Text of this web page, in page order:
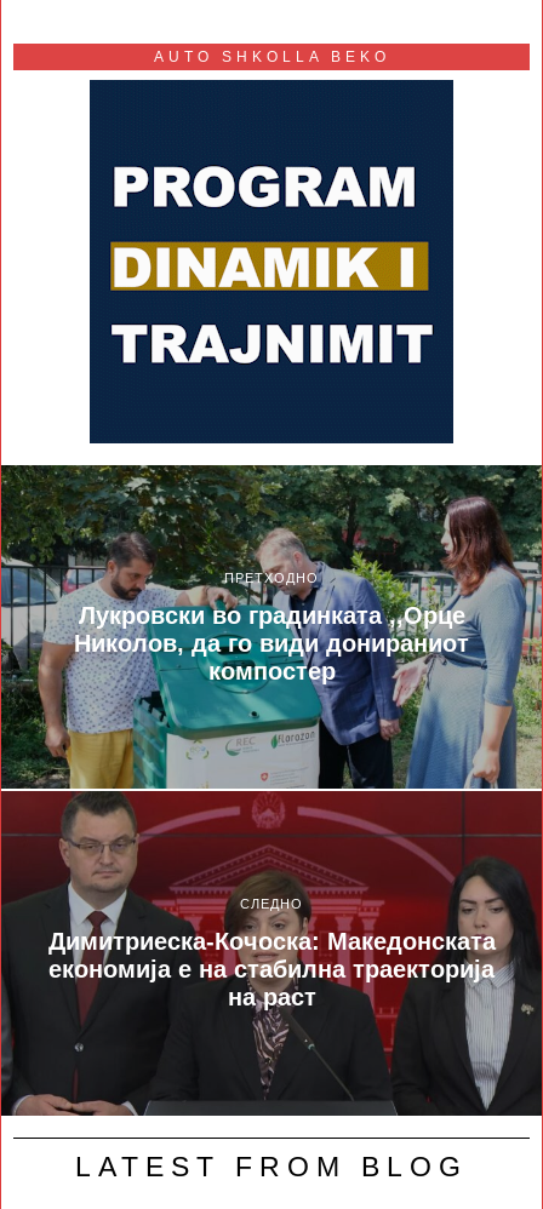
AUTO SHKOLLA BEKO
ПРЕТХОДНО
Лукровски во градинката ,,Орце
Николов, да го види донираниот
компостер
СЛЕДНО
Димитриеска-Кочоска: Македонската
економија е на стабилна траекторија
на раст
LATEST FROM BLOG